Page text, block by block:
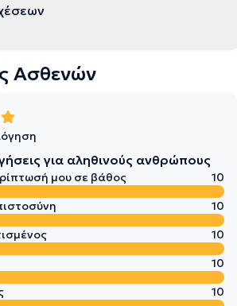
Ασθενών
για αληθινούς ανθρώπους
μου σε βάθος
10
10
10
10
10